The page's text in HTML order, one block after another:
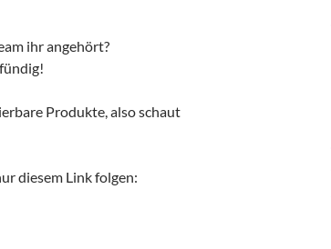
ihr angehört?
Produkte, also schaut
diesem Link folgen: